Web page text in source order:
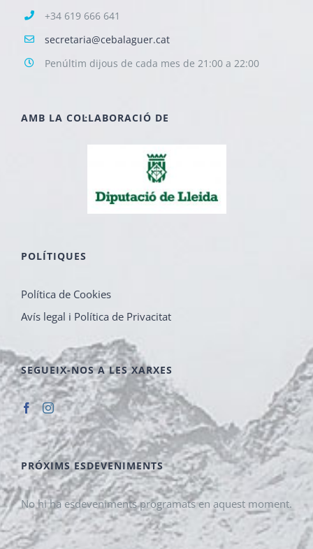
+34 619 666 641
secretaria@cebalaguer.cat
Penúltim dijous de cada mes de 21:00 a 22:00
AMB LA COL·LABORACIÓ DE
POLÍTIQUES
Política de Cookies
Avís legal i Política de Privacitat
SEGUEIX-NOS A LES XARXES
PRÓXIMS ESDEVENIMENTS
No hi ha esdeveniments programats en aquest moment.